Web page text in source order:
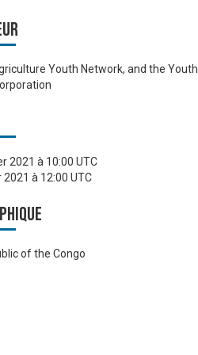
Youth Network, and the Youth
2021 à 10:00 UTC
à 12:00 UTC
of the Congo